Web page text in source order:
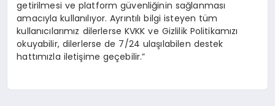
getirilmesi ve platform güvenliğinin sağlanması
amacıyla kullanılıyor. Ayrıntılı bilgi isteyen tüm
kullanıcılarımız dilerlerse KVKK ve Gizlilik Politikamızı
okuyabilir, dilerlerse de 7/24 ulaşılabilen destek
hattımızla iletişime geçebilir.”